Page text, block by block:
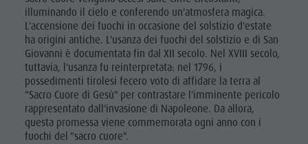
illuminando il cielo e conferendo un'atmosfera magica.
L'accensione dei fuochi in occasione del solstizio d'estate
ha origini antiche. L'usanza dei fuochi del solstizio e di San
Giovanni è documentata fin dal XII secolo. Nel XVIII secolo,
tuttavia, l'usanza fu reinterpretata: nel 1796, i
possedimenti tirolesi fecero voto di affidare la terra al
"Sacro Cuore di Gesù" per contrastare l'imminente pericolo
rappresentato dall'invasione di Napoleone. Da allora,
questa promessa viene commemorata ogni anno con i
fuochi del "sacro cuore".